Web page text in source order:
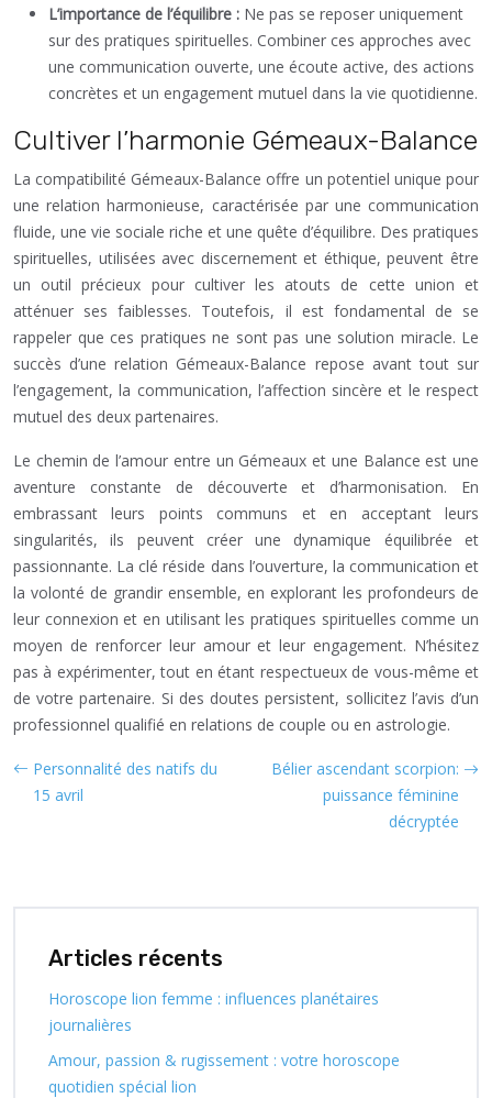
L’importance de l’équilibre : Ne pas se reposer uniquement
sur des pratiques spirituelles. Combiner ces approches avec
une communication ouverte, une écoute active, des actions
concrètes et un engagement mutuel dans la vie quotidienne.
Cultiver l’harmonie Gémeaux-Balance
La compatibilité Gémeaux-Balance offre un potentiel unique pour
une relation harmonieuse, caractérisée par une communication
fluide, une vie sociale riche et une quête d’équilibre. Des pratiques
spirituelles, utilisées avec discernement et éthique, peuvent être
un outil précieux pour cultiver les atouts de cette union et
atténuer ses faiblesses. Toutefois, il est fondamental de se
rappeler que ces pratiques ne sont pas une solution miracle. Le
succès d’une relation Gémeaux-Balance repose avant tout sur
l’engagement, la communication, l’affection sincère et le respect
mutuel des deux partenaires.
Le chemin de l’amour entre un Gémeaux et une Balance est une
aventure constante de découverte et d’harmonisation. En
embrassant leurs points communs et en acceptant leurs
singularités, ils peuvent créer une dynamique équilibrée et
passionnante. La clé réside dans l’ouverture, la communication et
la volonté de grandir ensemble, en explorant les profondeurs de
leur connexion et en utilisant les pratiques spirituelles comme un
moyen de renforcer leur amour et leur engagement. N’hésitez
pas à expérimenter, tout en étant respectueux de vous-même et
de votre partenaire. Si des doutes persistent, sollicitez l’avis d’un
professionnel qualifié en relations de couple ou en astrologie.
Personnalité des natifs du
15 avril
Bélier ascendant scorpion:
puissance féminine
décryptée
Articles récents
Horoscope lion femme : influences planétaires
journalières
Amour, passion & rugissement : votre horoscope
quotidien spécial lion